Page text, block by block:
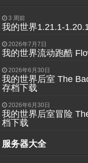
3 周前
我的世界1.21.1-
2026年7月7日
我的世界流动跑酷
2026年6月30日
我的世界后室 The
存档下载
2026年6月30日
我的世界后室冒险
档下载
服务器大全